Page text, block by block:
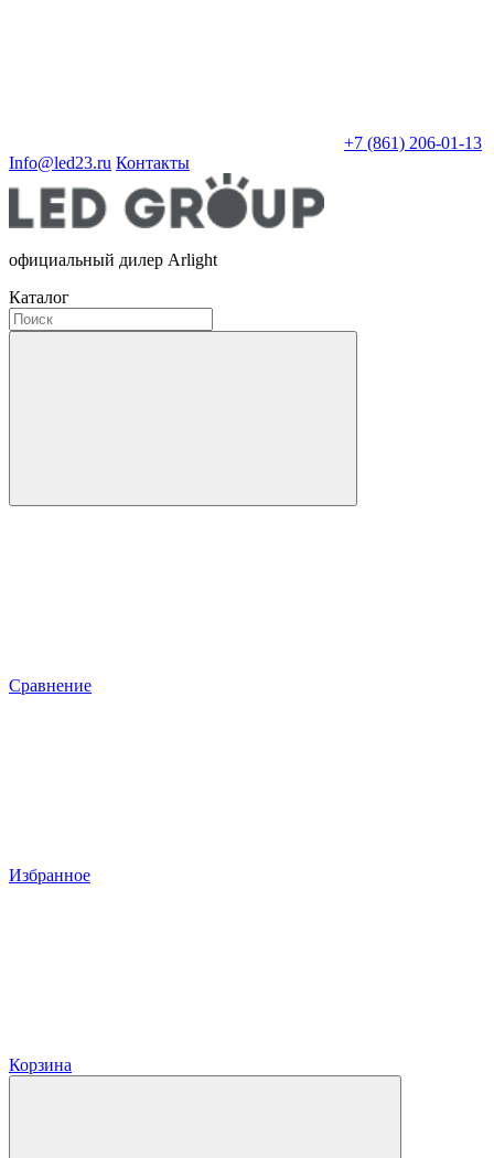
+7 (861) 206-01-13
Info@led23.ru Контакты
официальный дилер Arlight
Каталог
Сравнение
Избранное
Корзина